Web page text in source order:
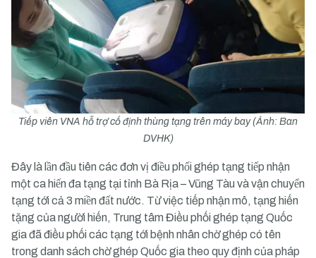
Tiếp viên VNA hỗ trợ cố định thùng tạng trên máy bay (Ảnh: Ban
DVHK)
Đây là lần đầu tiên các đơn vị điều phối ghép tạng tiếp nhận
một ca hiến đa tạng tại tỉnh Bà Rịa – Vũng Tàu và vận chuyển
tạng tới cả 3 miền đất nước. Từ việc tiếp nhận mô, tạng hiến
tặng của người hiến, Trung tâm Điều phối ghép tạng Quốc
gia đã điều phối các tạng tới bệnh nhân chờ ghép có tên
trong danh sách chờ ghép Quốc gia theo quy định của pháp